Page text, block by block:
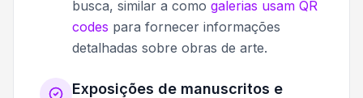
busca, similar a como galerias usam QR
codes para fornecer informações
detalhadas sobre obras de arte.
Exposições de manuscritos e